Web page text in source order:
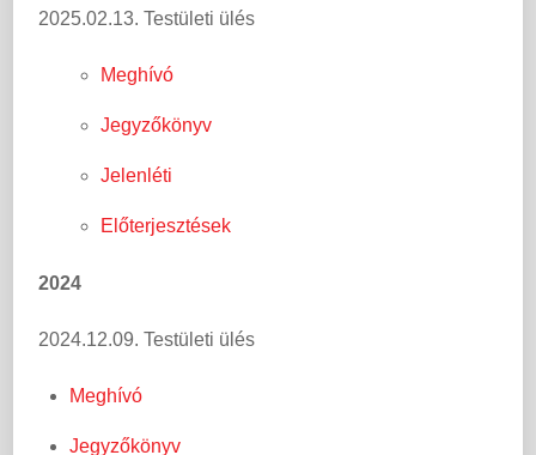
2025.02.13. Testületi ülés
Meghívó
Jegyzőkönyv
Jelenléti
Előterjesztések
2024
2024.12.09. Testületi ülés
Meghívó
Jegyzőkönyv